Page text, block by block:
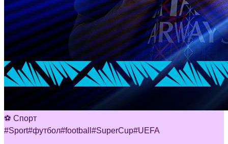
⚽ Спорт
#Sport#футбол#football #SuperCup#UEFA